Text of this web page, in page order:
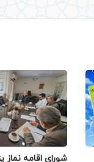
شورای اقامه نماز